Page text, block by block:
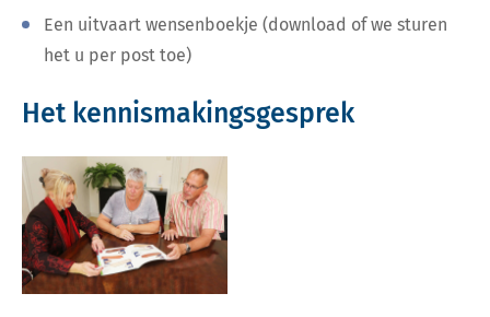
Een uitvaart wensenboekje (download of we sturen
het u per post toe)
Het kennismakingsgesprek